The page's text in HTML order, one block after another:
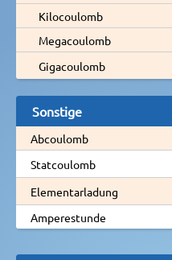
Kilocoulomb
Megacoulomb
Gigacoulomb
Sonstige
Abcoulomb
Statcoulomb
Elementarladung
Amperestunde